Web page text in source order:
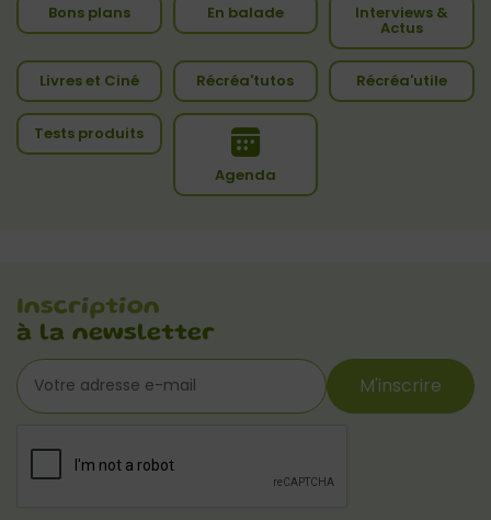
Bons plans En balade Interviews &
Actus
Livres et Ciné Récréa'tutos Récréa'utile
Tests produits
Agenda
Inscription
à la newsletter
M'inscrire